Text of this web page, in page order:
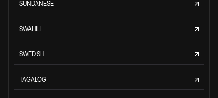
SUNDANESE
SWAHILI
SWEDISH
TAGALOG